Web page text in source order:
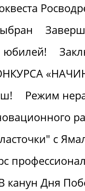
юбилей!
Режим
с
канун Дня